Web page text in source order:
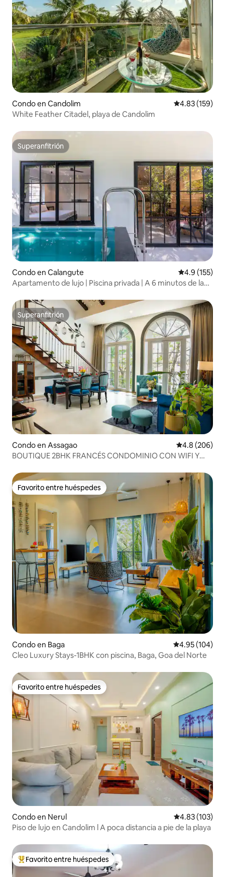
Condo en Candolim Calificación
4.83 (159)
White Feather Citadel, playa de Candolim
Superanfitrión
Superanfitrión
Condo en Calangute Calificación
4.9 (155)
Apartamento de lujo | Piscina privada | A 6 minutos de la
Superanfitrión
Superanfitrión
Condo en Assagao Calificación
4.8 (206)
BOUTIQUE 2BHK FRANCÉS CONDOMINIO CON WIFI Y
Favorito entre huéspedes
Favorito entre huéspedes
Condo en Baga Calificación
4.95 (104)
Cleo Luxury Stays-1BHK con piscina, Baga, Goa del Norte
Favorito entre huéspedes
Favorito entre huéspedes
Condo en Nerul Calificación
4.83 (103)
Piso de lujo en Candolim l A poca distancia a pie de la playa
Favorito entre huéspedes preferido
Favorito entre huéspedes